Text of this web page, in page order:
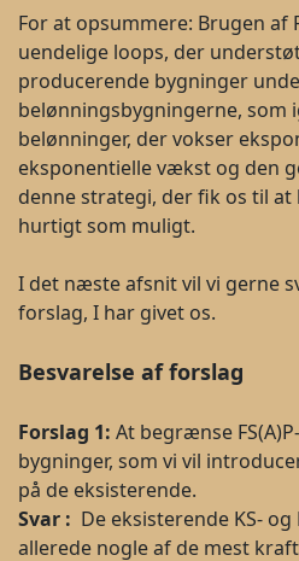
For at opsummere: Brugen af
uendelige loops, der
producerende bygninger
belønningsbygningerne, som
belønninger, der vokser
eksponentielle vækst og den
denne strategi, der fik os til
hurtigt som muligt.
I det næste afsnit vil vi gerne
forslag, I har givet os.
Besvarelse af forslag
Forslag 1: At begrænse
bygninger, som vi vil
på de eksisterende.
Svar : De eksisterende KS-
allerede nogle af de mest